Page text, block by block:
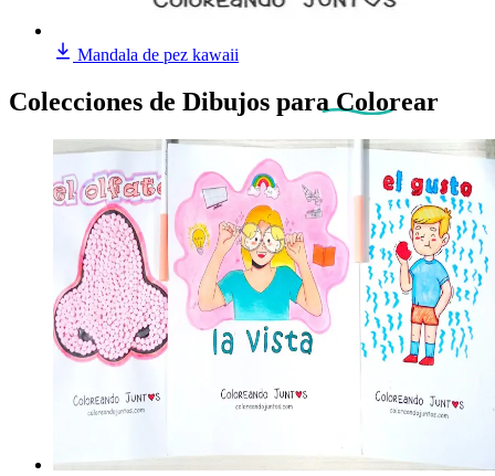
Mandala de pez kawaii
Colecciones de Dibujos para Colorear